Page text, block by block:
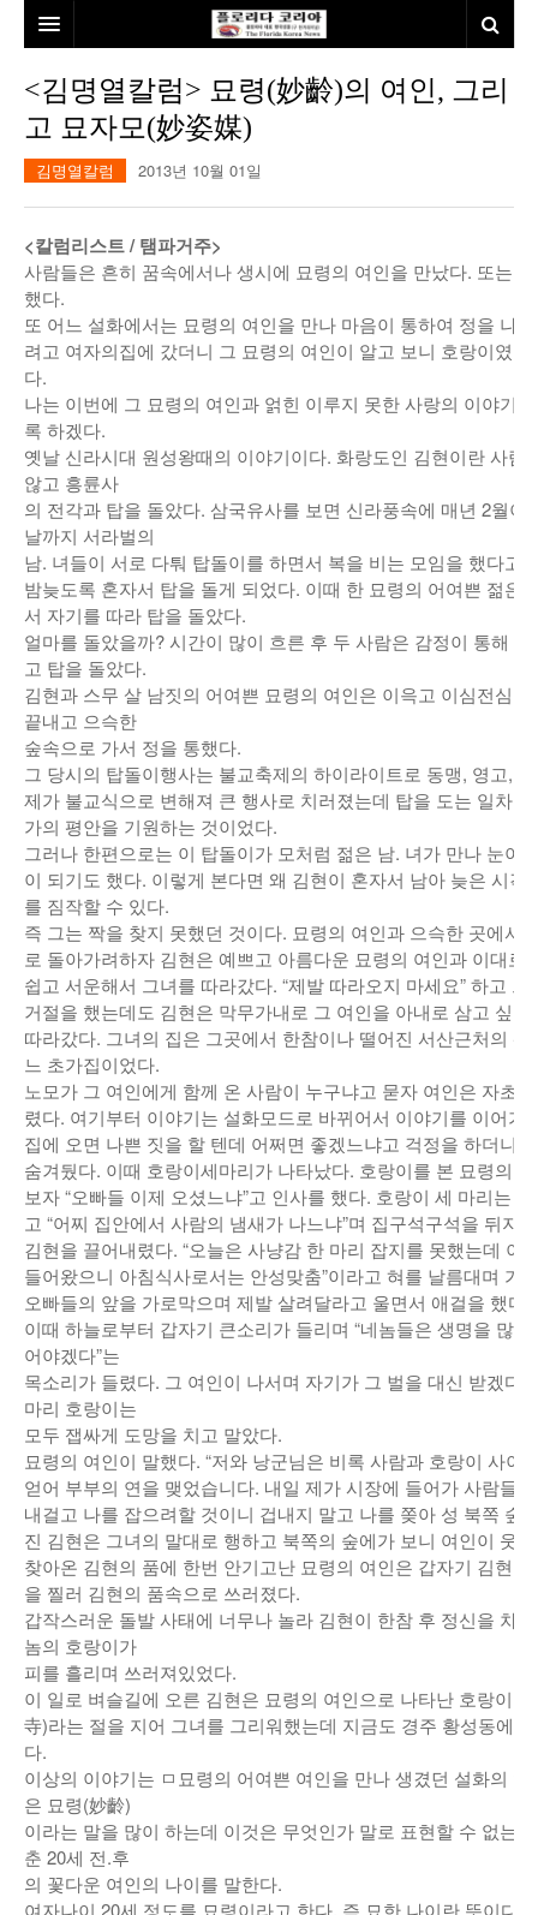
본사소개
뉴스
미국
발행인칼럼
김명열칼럼
김선옥칼럼
김원동칼럼
건강
본보특집
100인선
독자광장
여행
인근여행지
놀이공원
낚시/비치
골프
인터뷰/탐방
<김명열칼럼> 묘령(妙齡)의 여인, 그리
고 묘자모(妙姿媒)
김명열칼럼 2013년 10월 01일
<칼럼리스트 / 탬파거주>
사람들은 흔히 꿈속에서나 생시에 묘령의 여인을 만났다. 또는
했다.
또 어느 설화에서는 묘령의 여인을 만나 마음이 통하여 정을 나
려고 여자의집에 갔더니 그 묘령의 여인이 알고 보니 호랑이였
다.
나는 이번에 그 묘령의 여인과 얽힌 이루지 못한 사랑의 이야기
록 하겠다.
옛날 신라시대 원성왕때의 이야기이다. 화랑도인 김현이란 사람
않고 흥륜사
의 전각과 탑을 돌았다. 삼국유사를 보면 신라풍속에 매년 2월이
날까지 서라벌의
남. 녀들이 서로 다퉈 탑돌이를 하면서 복을 비는 모임을 했다고
밤늦도록 혼자서 탑을 돌게 되었다. 이때 한 묘령의 어여쁜 젊은
서 자기를 따라 탑을 돌았다.
얼마를 돌았을까? 시간이 많이 흐른 후 두 사람은 감정이 통해
고 탑을 돌았다.
김현과 스무 살 남짓의 어여쁜 묘령의 여인은 이윽고 이심전심
끝내고 으슥한
숲속으로 가서 정을 통했다.
그 당시의 탑돌이행사는 불교축제의 하이라이트로 동맹, 영고,
제가 불교식으로 변해져 큰 행사로 치러졌는데 탑을 도는 일차
가의 평안을 기원하는 것이었다.
그러나 한편으로는 이 탑돌이가 모처럼 젊은 남. 녀가 만나 눈이
이 되기도 했다. 이렇게 본다면 왜 김현이 혼자서 남아 늦은 시각
를 짐작할 수 있다.
즉 그는 짝을 찾지 못했던 것이다. 묘령의 여인과 으슥한 곳에서
로 돌아가려하자 김현은 예쁘고 아름다운 묘령의 여인과 이대로
쉽고 서운해서 그녀를 따라갔다. “제발 따라오지 마세요” 하고
거절을 했는데도 김현은 막무가내로 그 여인을 아내로 삼고 싶
따라갔다. 그녀의 집은 그곳에서 한참이나 떨어진 서산근처의
느 초가집이었다.
노모가 그 여인에게 함께 온 사람이 누구냐고 묻자 여인은 자초
렸다. 여기부터 이야기는 설화모드로 바뀌어서 이야기를 이어가
집에 오면 나쁜 짓을 할 텐데 어쩌면 좋겠느냐고 걱정을 하더니
숨겨뒀다. 이때 호랑이세마리가 나타났다. 호랑이를 본 묘령의
보자 “오빠들 이제 오셨느냐”고 인사를 했다. 호랑이 세 마리는
고 “어찌 집안에서 사람의 냄새가 나느냐”며 집구석구석을 뒤지
김현을 끌어내렸다. “오늘은 사냥감 한 마리 잡지를 못했는데 이
들어왔으니 아침식사로서는 안성맞춤”이라고 혀를 날름대며 가
오빠들의 앞을 가로막으며 제발 살려달라고 울면서 애걸을 했다.
이때 하늘로부터 갑자기 큰소리가 들리며 “네놈들은 생명을 많
어야겠다”는
목소리가 들렸다. 그 여인이 나서며 자기가 그 벌을 대신 받겠다
마리 호랑이는
모두 잽싸게 도망을 치고 말았다.
묘령의 여인이 말했다. “저와 낭군님은 비록 사람과 호랑이 사이
얻어 부부의 연을 맺었습니다. 내일 제가 시장에 들어가 사람들
내걸고 나를 잡으려할 것이니 겁내지 말고 나를 쫒아 성 북쪽 숲
진 김현은 그녀의 말대로 행하고 북쪽의 숲에가 보니 여인이 웃
찾아온 김현의 품에 한번 안기고난 묘령의 여인은 갑자기 김현
을 찔러 김현의 품속으로 쓰러졌다.
갑작스러운 돌발 사태에 너무나 놀라 김현이 한참 후 정신을 차
놈의 호랑이가
피를 흘리며 쓰러져있었다.
이 일로 벼슬길에 오른 김현은 묘령의 여인으로 나타난 호랑이
寺)라는 절을 지어 그녀를 그리워했는데 지금도 경주 황성동에
다.
이상의 이야기는 ㅁ묘령의 어여쁜 여인을 만나 생겼던 설화의
은 묘령(妙齡)
이라는 말을 많이 하는데 이것은 무엇인가 말로 표현할 수 없는
춘 20세 전.후
의 꽃다운 여인의 나이를 말한다.
여자나이 20세 정도를 묘령이라고 한다. 즉 묘한 나이란 뜻이다.